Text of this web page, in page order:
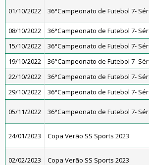
01/10/2022 36°Campeonato de Futebol 7-
08/10/2022
36°Campeonato de Futebol 7-
15/10/2022
36°Campeonato de Futebol 7-
19/10/2022
36°Campeonato de Futebol 7-
22/10/2022
36°Campeonato de Futebol 7-
29/10/2022
36°Campeonato de Futebol 7-
05/11/2022 36°Campeonato de Futebol 7-
24/01/2023 Copa Verão SS Sports 2023
02/02/2023 Copa Verão SS Sports 2023